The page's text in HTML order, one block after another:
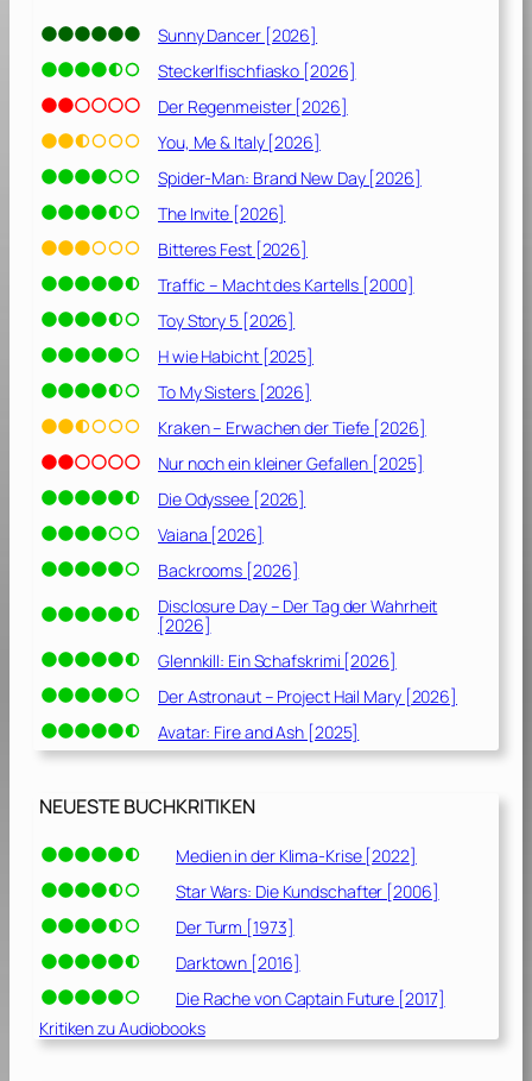
2
2
2
]
Sunny Dancer [2026]
Steckerlfischfiasko [2026]
Der Regenmeister [2026]
You, Me & Italy [2026]
Spider-Man: Brand New Day [2026]
The Invite [2026]
Bitteres Fest [2026]
Traffic – Macht des Kartells [2000]
Toy Story 5 [2026]
H wie Habicht [2025]
To My Sisters [2026]
Kraken – Erwachen der Tiefe [2026]
Nur noch ein kleiner Gefallen [2025]
Die Odyssee [2026]
Vaiana [2026]
Backrooms [2026]
Disclosure Day – Der Tag der Wahrheit
[2026]
Glennkill: Ein Schafskrimi [2026]
Der Astronaut – Project Hail Mary [2026]
Avatar: Fire and Ash [2025]
NEUESTE BUCHKRITIKEN
Medien in der Klima-Krise [2022]
Star Wars: Die Kundschafter [2006]
Der Turm [1973]
Darktown [2016]
Die Rache von Captain Future [2017]
Kritiken zu Audiobooks